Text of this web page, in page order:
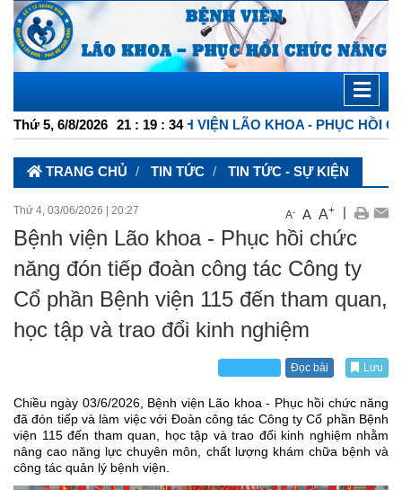
Thứ 5, 6/8/2026 21 : 19 : 36
BỆNH VIỆN LÃO KHOA - PHỤC HỒI CHỨC NĂNG
TRANG CHỦ TIN TỨC TIN TỨC - SỰ KIỆN
Thứ 4, 03/06/2026 20:27 A- A A+ |
Bệnh viện Lão khoa - Phục hồi chức
năng đón tiếp đoàn công tác Công ty
Cổ phần Bệnh viện 115 đến tham quan,
học tập và trao đổi kinh nghiệm
Đọc bài Lưu
Chiều ngày 03/6/2026, Bệnh viện Lão khoa - Phục hồi chức năng
đã đón tiếp và làm việc với Đoàn công tác Công ty Cổ phần Bệnh
viện 115 đến tham quan, học tập và trao đổi kinh nghiệm nhằm
nâng cao năng lực chuyên môn, chất lượng khám chữa bệnh và
công tác quản lý bệnh viện.